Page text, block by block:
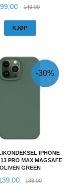
Tilbud
99,00 149,00Rabatt
KJØP
IPHONE
PRO MAX MAGSAFE
OLIVEN GREEN
199,00Rabatt
-30%